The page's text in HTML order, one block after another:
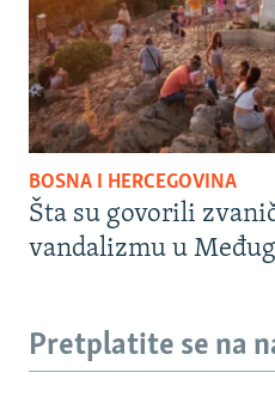
BOSNA I HERCEGOVINA
Šta su govorili
vandalizmu u
Pretplatite se na